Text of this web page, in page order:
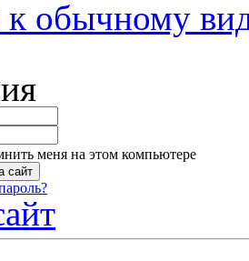
к обычному
меня на этом компьютере